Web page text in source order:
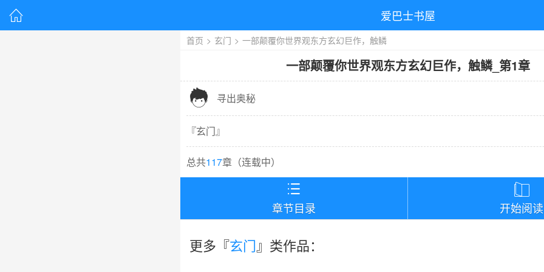
 爱巴士书屋
首页 > 玄门 > 一部颠覆你世界观东方玄幻巨作，触鳞
一部颠覆你世界观东方玄幻巨作，触鳞_ 第1章
 寻出奥秘
『玄门』
总共117章（连载中）

章节目录

开始阅读
更多『玄门 』类作品：